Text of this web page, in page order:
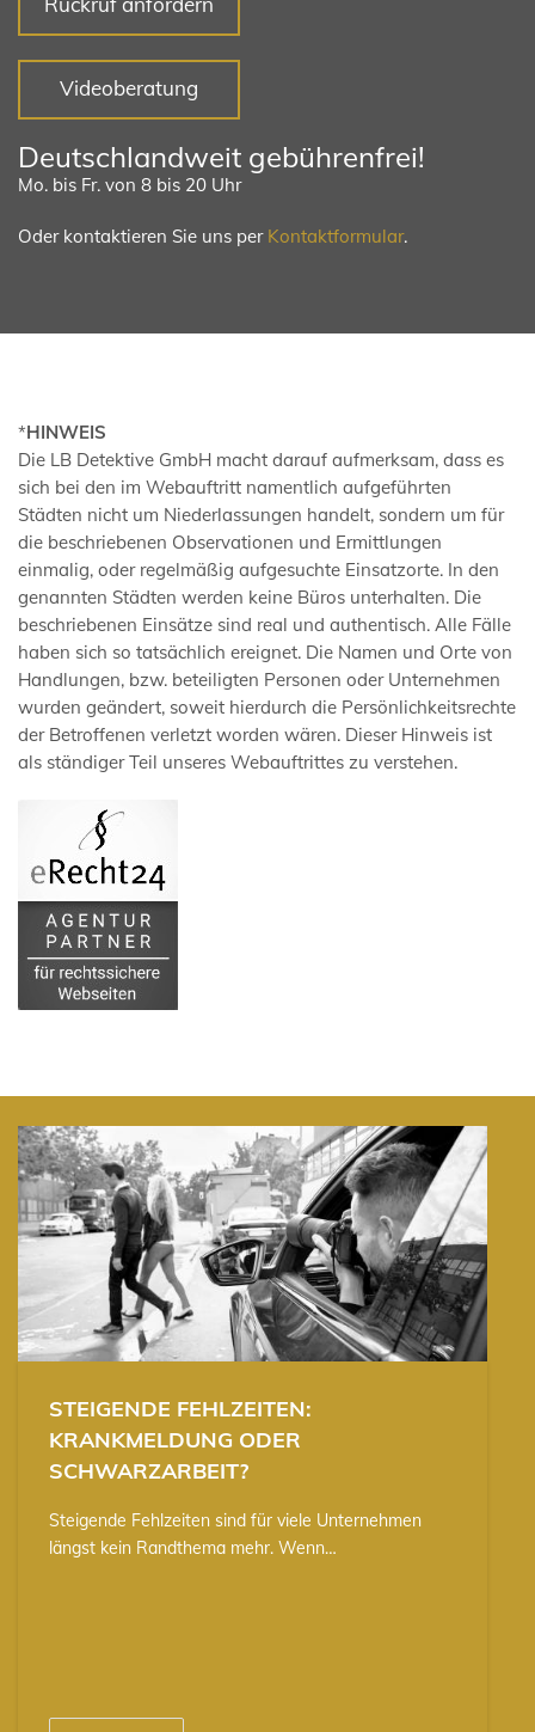
Videoberatung
Deutschlandweit gebührenfrei!
Mo. bis Fr. von 8 bis 20 Uhr
Oder kontaktieren Sie uns per Kontaktformular.
*HINWEIS
Die LB Detektive GmbH macht darauf aufmerksam, dass es
sich bei den im Webauftritt namentlich aufgeführten
Städten nicht um Niederlassungen handelt, sondern um für
die beschriebenen Observationen und Ermittlungen
einmalig, oder regelmäßig aufgesuchte Einsatzorte. In den
genannten Städten werden keine Büros unterhalten. Die
beschriebenen Einsätze sind real und authentisch. Alle Fälle
haben sich so tatsächlich ereignet. Die Namen und Orte von
Handlungen, bzw. beteiligten Personen oder Unternehmen
wurden geändert, soweit hierdurch die Persönlichkeitsrechte
der Betroffenen verletzt worden wären. Dieser Hinweis ist
als ständiger Teil unseres Webauftrittes zu verstehen.
STEIGENDE FEHLZEITEN:
KRANKMELDUNG ODER
SCHWARZARBEIT?
Steigende Fehlzeiten sind für viele Unternehmen
längst kein Randthema mehr. Wenn…